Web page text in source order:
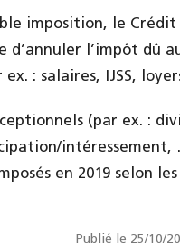
imposition, le
d’annuler l’impôt dû
: salaires, IJSS,
(par ex. :
intéressement,
en 2019 selon
Publié le 25/10/